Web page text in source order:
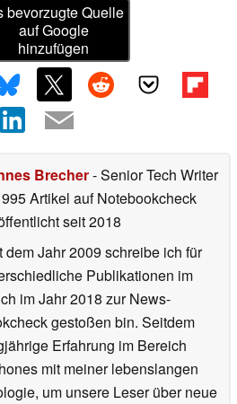
bevorzugte Quelle
auf Google
hinzufügen
Brecher- Senior Tech Writer
Artikel auf Notebookcheck
seit 2018
dem Jahr 2009 schreibe ich für
Publikationen im
im Jahr 2018 zur News-
gestoßen bin. Seitdem
Erfahrung im Bereich
mit meiner lebenslangen
um unsere Leser über neue